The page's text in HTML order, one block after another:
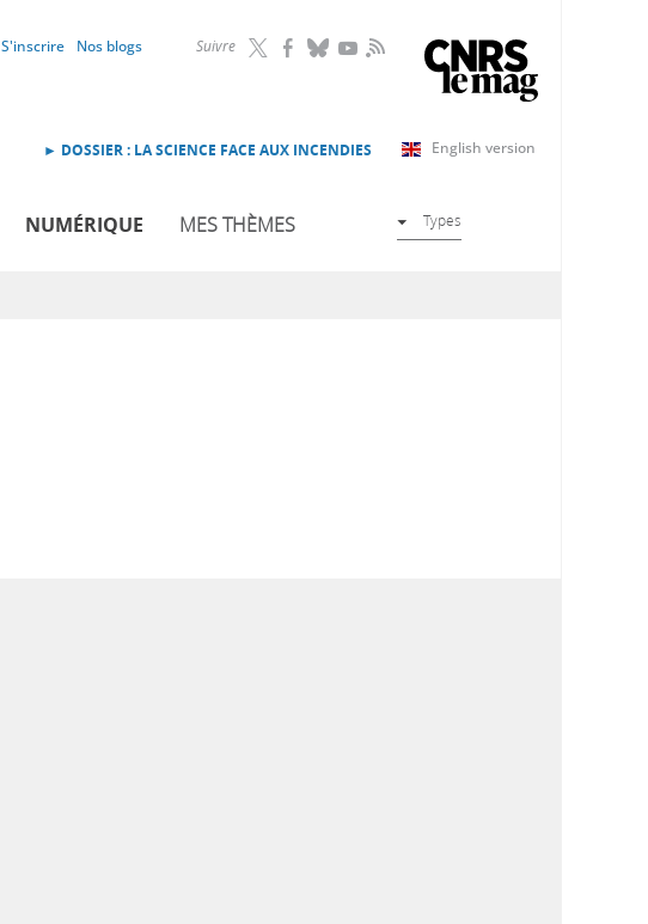
Suivre RSS
S'inscrire Nos blogs
English version
► DOSSIER : LA SCIENCE FACE AUX INCENDIES
NUMÉRIQUE MES THÈMES Types